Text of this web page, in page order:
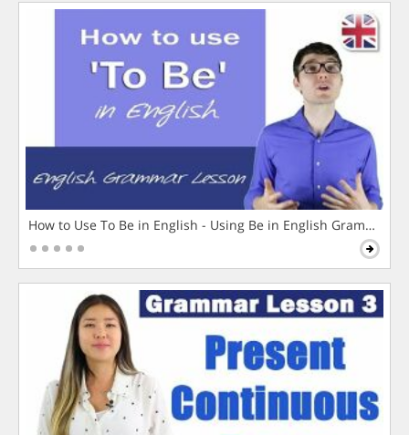
How to Use To Be in English - Using Be in English Grammar